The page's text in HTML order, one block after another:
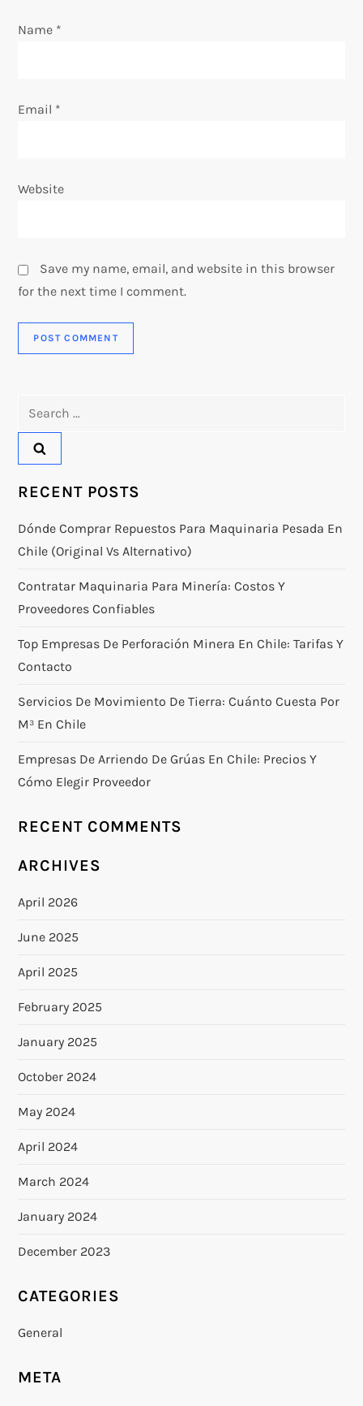
n
Name *
Email *
Website
Save my name, email, and website in this browser
for the next time I comment.
RECENT POSTS
Dónde Comprar Repuestos Para Maquinaria Pesada En
Chile (original Vs Alternativo)
Contratar Maquinaria Para Minería: Costos Y
Proveedores Confiables
Top Empresas De Perforación Minera En Chile: Tarifas Y
Contacto
Servicios De Movimiento De Tierra: Cuánto Cuesta Por
M³ En Chile
Empresas De Arriendo De Grúas En Chile: Precios Y
Cómo Elegir Proveedor
RECENT COMMENTS
ARCHIVES
April 2026
June 2025
April 2025
February 2025
January 2025
October 2024
May 2024
April 2024
March 2024
January 2024
December 2023
CATEGORIES
General
META